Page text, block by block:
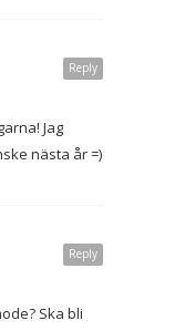
Reply
Jag
nästa år =)
Reply
Ska bli